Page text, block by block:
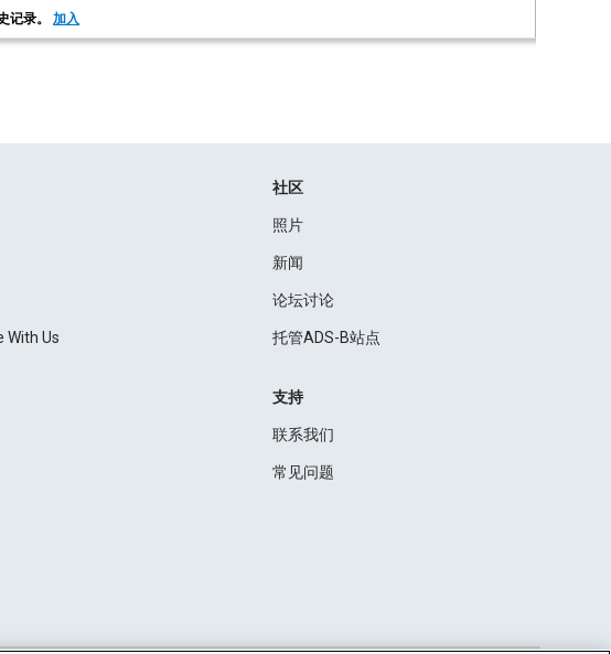
记录。加入
With Us
社区
照片
新闻
论坛讨论
托管ADS-B站点
支持
联系我们
常见问题